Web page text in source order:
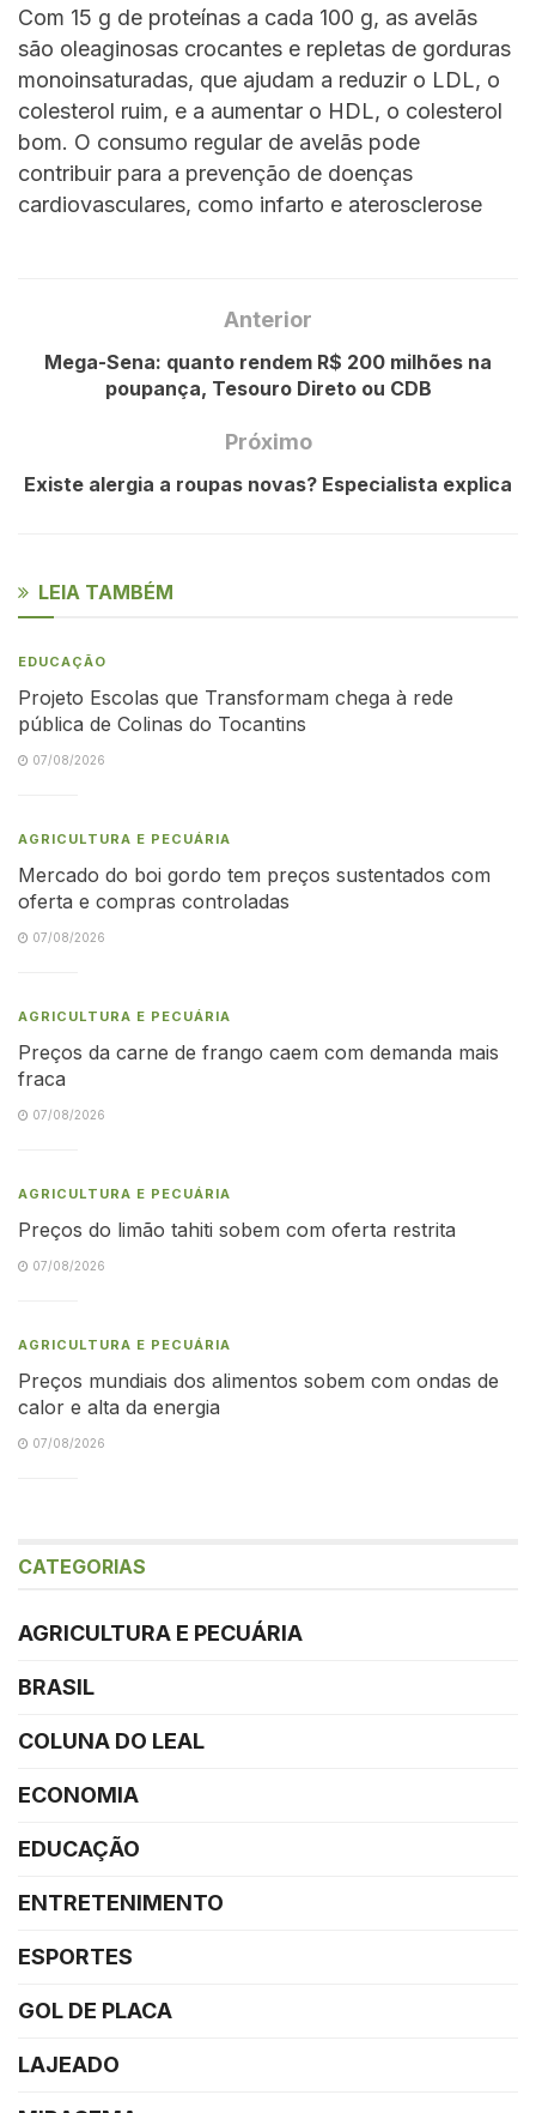
Com 15 g de proteínas a cada 100 g, as avelãs
são oleaginosas crocantes e repletas de gorduras
monoinsaturadas, que ajudam a reduzir o LDL, o
colesterol ruim, e a aumentar o HDL, o colesterol
bom. O consumo regular de avelãs pode
contribuir para a prevenção de doenças
cardiovasculares, como infarto e aterosclerose
Anterior
Mega-Sena: quanto rendem R$ 200 milhões na
poupança, Tesouro Direto ou CDB
Próximo
Existe alergia a roupas novas? Especialista explica
LEIA TAMBÉM
EDUCAÇÃO
Projeto Escolas que Transformam chega à rede
pública de Colinas do Tocantins
07/08/2026
AGRICULTURA E PECUÁRIA
Mercado do boi gordo tem preços sustentados com
oferta e compras controladas
07/08/2026
AGRICULTURA E PECUÁRIA
Preços da carne de frango caem com demanda mais
fraca
07/08/2026
AGRICULTURA E PECUÁRIA
Preços do limão tahiti sobem com oferta restrita
07/08/2026
AGRICULTURA E PECUÁRIA
Preços mundiais dos alimentos sobem com ondas de
calor e alta da energia
07/08/2026
CATEGORIAS
AGRICULTURA E PECUÁRIA
BRASIL
COLUNA DO LEAL
ECONOMIA
EDUCAÇÃO
ENTRETENIMENTO
ESPORTES
GOL DE PLACA
LAJEADO